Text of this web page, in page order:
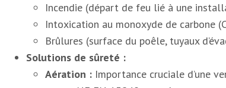
Incendie (départ de feu lié à une
Intoxication au monoxyde de carbone
Brûlures (surface du poêle, tuyaux
Solutions de sûreté :
Aération : Importance cruciale d’une